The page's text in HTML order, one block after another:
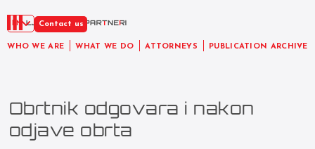
WHO WE ARE WHAT WE DO ATTORNEYS PUBLICATION ARCHIVE
EN Contact us
Obrtnik odgovara i nakon
odjave obrta